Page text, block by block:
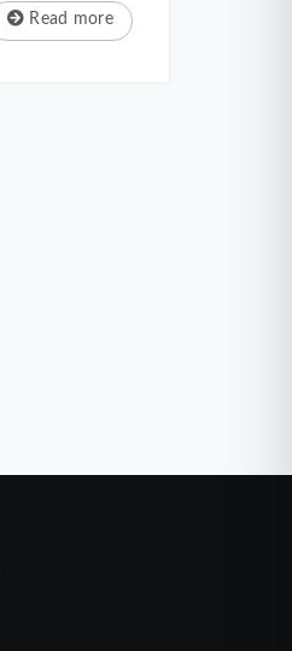
Read more